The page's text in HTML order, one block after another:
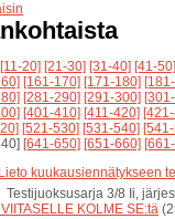
[11-20] [21-30] [31-40] [41-50]
[161-170] [171-180]
[281-290] [291-300]
[401-410] [411-420]
[521-530] [531-540]
[641-650] [651-660]
kuukausiennätykseen
Testijuoksusarja 3/8 Ii,
VIITASELLE KOLME SE:tä